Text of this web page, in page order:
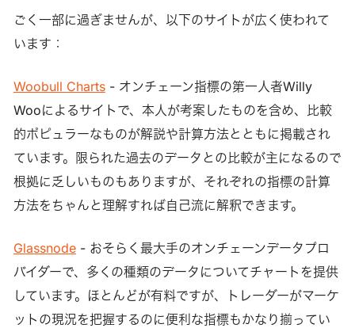
ごく一部に過ぎませんが、以下のサイトが広く使われて
います：
Woobull Charts- オンチェーン指標の第一人者Willy
Wooによるサイトで、本人が考案したものを含め、比較
的ポピュラーなものが解説や計算方法とともに掲載され
ています。限られた過去のデータとの比較が主になるので
根拠に乏しいものもありますが、それぞれの指標の計算
方法をちゃんと理解すれば自己流に解釈できます。
Glassnode- おそらく最大手のオンチェーンデータプロ
バイダーで、多くの種類のデータについてチャートを提供
しています。ほとんどが有料ですが、トレーダーがマーケ
ットの現況を把握するのに便利な指標もかなり揃ってい